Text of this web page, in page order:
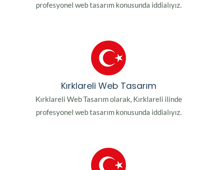
profesyonel web tasarım konusunda iddialıyız.
Kırklareli Web Tasarım
Kırklareli Web Tasarım olarak, Kırklareli ilinde
profesyonel web tasarım konusunda iddialıyız.